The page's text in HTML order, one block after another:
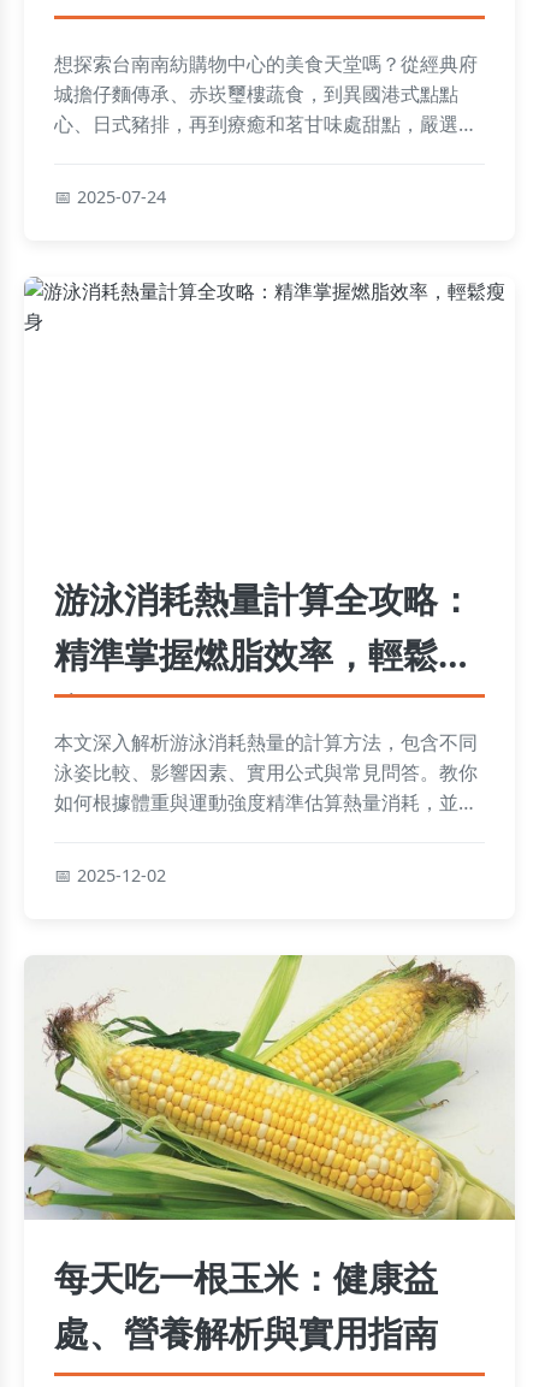
想探索台南南紡購物中心的美食天堂嗎？從經典府
城擔仔麵傳承、赤崁璽樓蔬食，到異國港式點點
心、日式豬排，再到療癒和茗甘味處甜點，嚴選
2025-07-24
游泳消耗熱量計算全攻略：
精準掌握燃脂效率，輕鬆瘦
身
本文深入解析游泳消耗熱量的計算方法，包含不同
泳姿比較、影響因素、實用公式與常見問答。教你
如何根據體重與運動強度精準估算熱量消耗，並提
2025-12-02
每天吃一根玉米：健康益
處、營養解析與實用指南